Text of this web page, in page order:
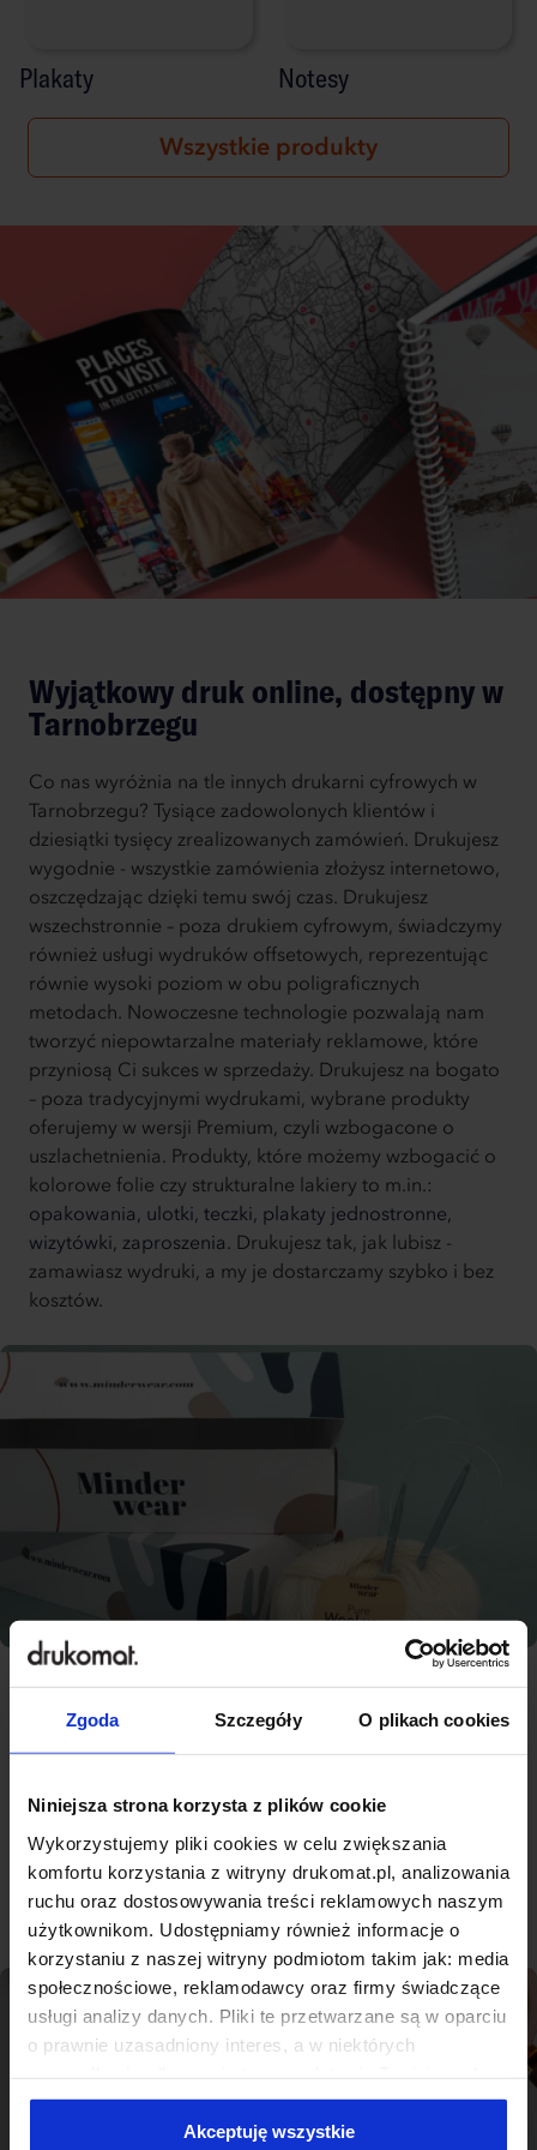
Zgoda Szczegóły O plikach cookies
Niniejsza strona korzysta z plików cookie
Wykorzystujemy pliki cookies w celu zwiększania
komfortu korzystania z witryny drukomat.pl, analizowania
ruchu oraz dostosowywania treści reklamowych naszym
użytkownikom. Udostępniamy również informacje o
korzystaniu z naszej witryny podmiotom takim jak: media
społecznościowe, reklamodawcy oraz firmy świadczące
usługi analizy danych. Pliki te przetwarzane są w oparciu
o prawnie uzasadniony interes, a w niektórych
Niektóre z plików cookies dostarczane i przetwarzane są
przez naszych zewnętrznych partnerów, z których listą
Akceptuję wszystkie
Plakaty Notesy
Wszystkie produkty
Wyjątkowy druk online, dostępny w
Tarnobrzegu
Co nas wyróżnia na tle innych drukarni cyfrowych w
Tarnobrzegu? Tysiące zadowolonych klientów i
dziesiątki tysięcy zrealizowanych zamówień. Drukujesz
wygodnie - wszystkie zamówienia złożysz internetowo,
oszczędzając dzięki temu swój czas. Drukujesz
wszechstronnie – poza drukiem cyfrowym, świadczymy
również usługi wydruków offsetowych, reprezentując
równie wysoki poziom w obu poligraficznych
metodach. Nowoczesne technologie pozwalają nam
tworzyć niepowtarzalne materiały reklamowe, które
przyniosą Ci sukces w sprzedaży. Drukujesz na bogato
– poza tradycyjnymi wydrukami, wybrane produkty
oferujemy w wersji Premium, czyli wzbogacone o
uszlachetnienia. Produkty, które możemy wzbogacić o
kolorowe folie czy strukturalne lakiery to m.in.:
opakowania, ulotki, teczki, plakaty jednostronne,
wizytówki, zaproszenia. Drukujesz tak, jak lubisz -
zamawiasz wydruki, a my je dostarczamy szybko i bez
kosztów.
Najlepsza jakość, konkurencyjne
miarę Tarnobrzega
Sprawdź produkty